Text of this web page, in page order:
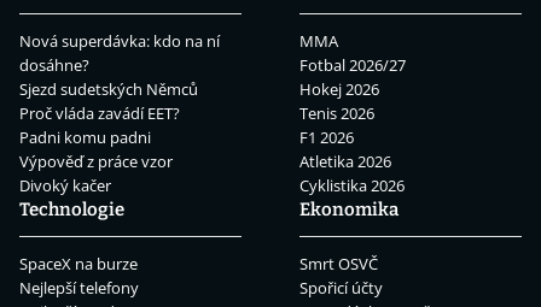
Nová superdávka: kdo na ní
dosáhne?
Sjezd sudetských Němců
Proč vláda zavádí EET?
Padni komu padni
Výpověď z práce vzor
Divoký kačer
MMA
Fotbal 2026/27
Hokej 2026
Tenis 2026
F1 2026
Atletika 2026
Cyklistika 2026
Technologie
SpaceX na burze
Nejlepší telefony
Ekonomika
Smrt OSVČ
Spořicí účty